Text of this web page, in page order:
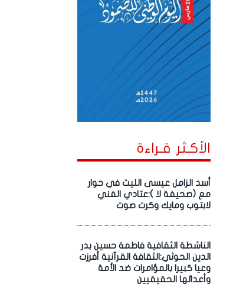
الأكـثر قـراءة
أسد الزامل عيسى الليث في حوار
مع (صحيفة لا ):عتادي الفني
لابتوب ومايك وكرت صوت
الناشطة الثقافية فاطمة حسين بدر
الدين الحوثي:الثقافة القرآنية أفرزت
وعيا كبيرا بالمؤامرات ضد الأمة
وأعدائها الحقيقيين